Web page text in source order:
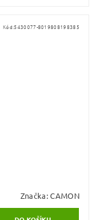
Kód:5430077-8019808198385
Značka:CAMON